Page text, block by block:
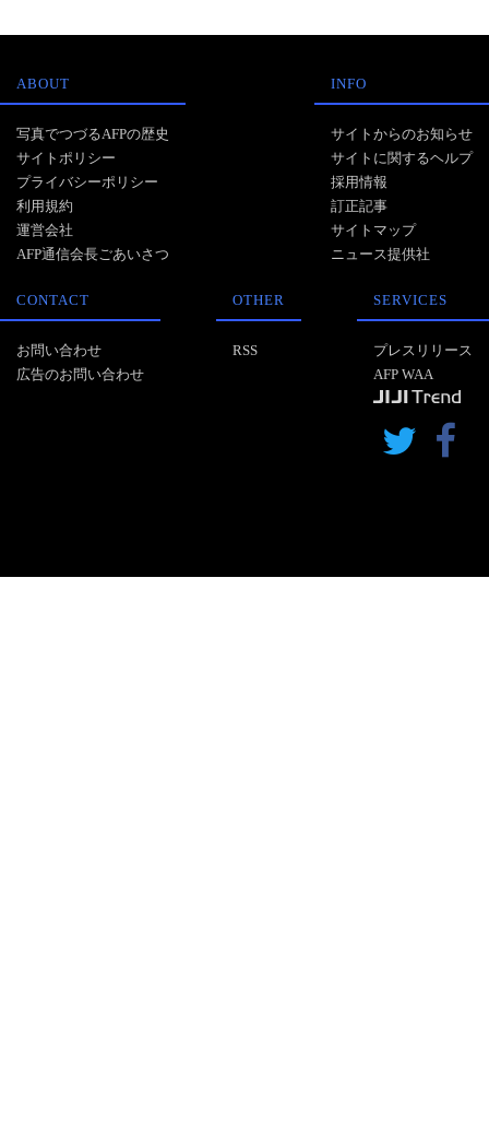
ABOUT
写真でつづるAFPの歴史
サイトポリシー
プライバシーポリシー
利用規約
運営会社
AFP通信会長ごあいさつ
INFO
サイトからのお知らせ
サイトに関するヘルプ
採用情報
訂正記事
サイトマップ
ニュース提供社
CONTACT
お問い合わせ
広告のお問い合わせ
OTHER
RSS
SERVICES
プレスリリース
AFP WAA